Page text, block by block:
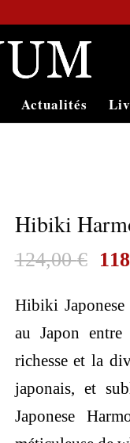
Actualités
Hibiki
124,00€
Le
Hibiki
au Japon
richesse et la
japonais, et
Japonese